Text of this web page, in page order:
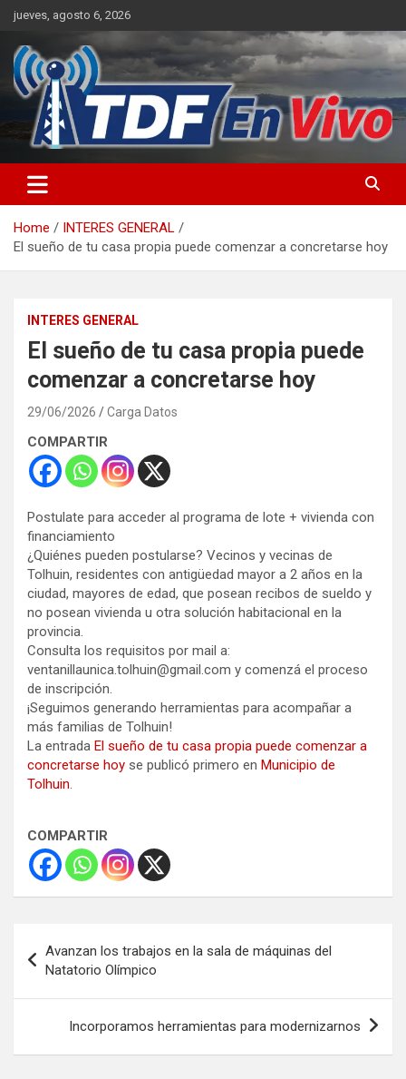
Skip
content
jueves, agosto 6, 2026
Home
INTERES GENERAL
El sueño de tu casa propia puede comenzar a concretarse hoy
INTERES GENERAL
El sueño de tu casa propia puede
comenzar a concretarse hoy
29/06/2026 Carga Datos
COMPARTIR
Postulate para acceder al programa de lote + vivienda con
financiamiento
¿Quiénes pueden postularse? Vecinos y vecinas de
Tolhuin, residentes con antigüedad mayor a 2 años en la
ciudad, mayores de edad, que posean recibos de sueldo y
no posean vivienda u otra solución habitacional en la
provincia.
Consulta los requisitos por mail a:
ventanillaunica.tolhuin@gmail.com y comenzá el proceso
de inscripción.
¡Seguimos generando herramientas para acompañar a
más familias de Tolhuin!
La entrada El sueño de tu casa propia puede comenzar a
concretarse hoy se publicó primero en Municipio de
Tolhuin.
COMPARTIR
de
entradas
Avanzan los trabajos en la sala de máquinas del
Natatorio Olímpico
Incorporamos herramientas para modernizarnos